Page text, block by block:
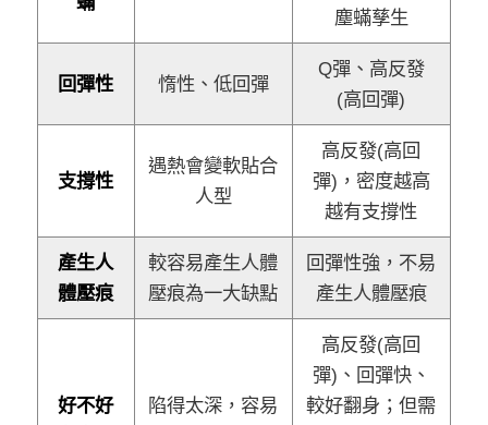
塵蟎孳生
回彈性 惰性、低回彈
Q彈、高反發
(高回彈)
支撐性
遇熱會變軟貼合
人型
高反發(高回
彈)，密度越高
越有支撐性
產生人
體壓痕
較容易產生人體
壓痕為一大缺點
回彈性強，不易
產生人體壓痕
好不好
陷得太深，容易
高反發(高回
彈)、回彈快、
較好翻身；但需